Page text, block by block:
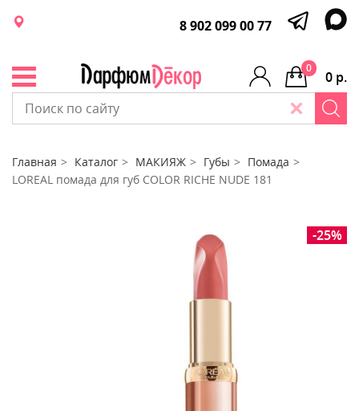
8 902 099 00 77
0 р.
0
Главная Каталог МАКИЯЖ Губы
Помада
LOREAL помада для губ COLOR RICHE NUDE 181
-25%